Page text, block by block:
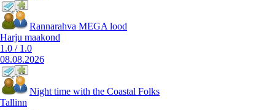
Rannarahva MEGA lood
Harju maakond
1.0 / 1.0
08.08.2026
Night time with the Coastal Folks
Tallinn